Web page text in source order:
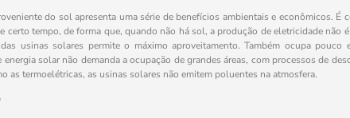
do sol apresenta uma série de benefícios ambientais e econômicos.
certo tempo, de forma que, quando não há sol, a produção de eletricidade não
usinas solares permite o máximo aproveitamento. Também ocupa
energia solar não demanda a ocupação de grandes áreas, com processos de
as termoelétricas, as usinas solares não emitem poluentes na atmosfera.